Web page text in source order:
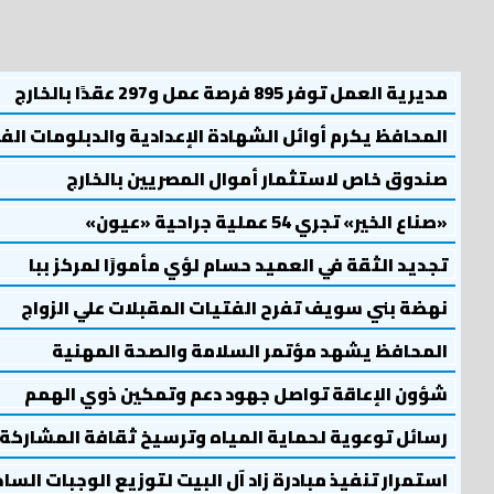
مديرية العمل توفر 895 فرصة عمل و297 عقدًا بالخارج
المحافظ يكرم أوائل الشهادة الإعدادية والدبلومات
صندوق خاص لاستثمار أموال المصريين بالخارج
«صناع الخير» تجري 54 عملية جراحية «عيون»
تجديد الثقة في العميد حسام لؤي مأمورًا لمركز ببا
نهضة بني سويف تفرح الفتيات المقبلات علي الزواج
المحافظ يشهد مؤتمر السلامة والصحة المهنية
شؤون الإعاقة تواصل جهود دعم وتمكين ذوي الهمم
رسائل توعوية لحماية المياه وترسيخ ثقافة المشاركة
استمرار تنفيذ مبادرة زاد آل البيت لتوزيع الوجبات